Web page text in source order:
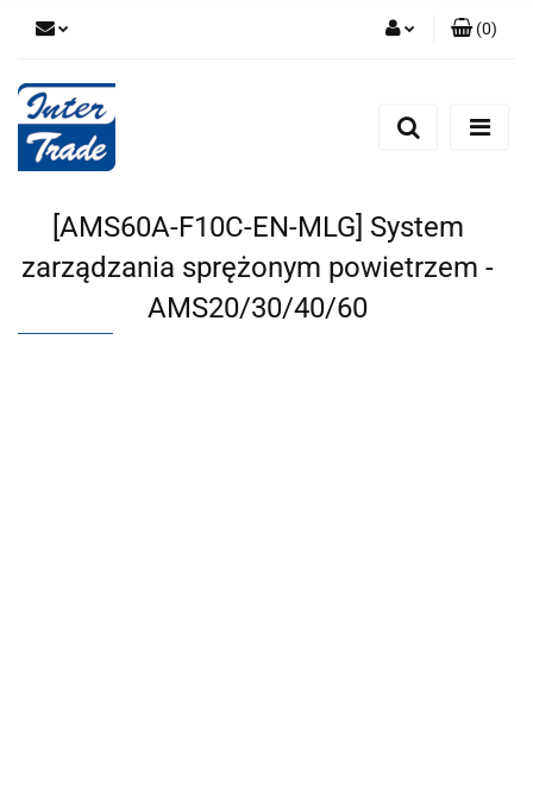
Zarejestruj się
(0)
[AMS60A-F10C-EN-MLG] System
zarządzania sprężonym powietrzem -
AMS20/30/40/60